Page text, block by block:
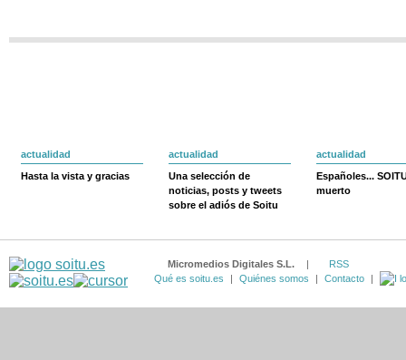
actualidad
Hasta la vista y gracias
actualidad
Una selección de
noticias, posts y tweets
sobre el adiós de Soitu
actualidad
Españoles...
muerto
Micromedios Digitales S.L. |
RSS
Qué es soitu.es
| Quiénes somos | Contacto |